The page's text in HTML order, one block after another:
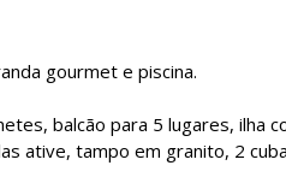
gourmet e piscina.
balcão para 5 lugares, ilha
ative, tampo em granito, 2